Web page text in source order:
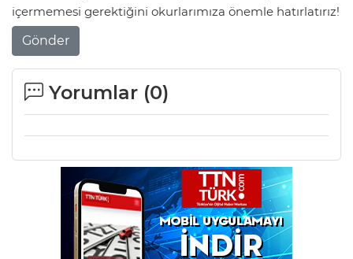
içermemesi gerektiğini okurlarımıza önemle hatırlatırız!
Gönder
Yorumlar (0)